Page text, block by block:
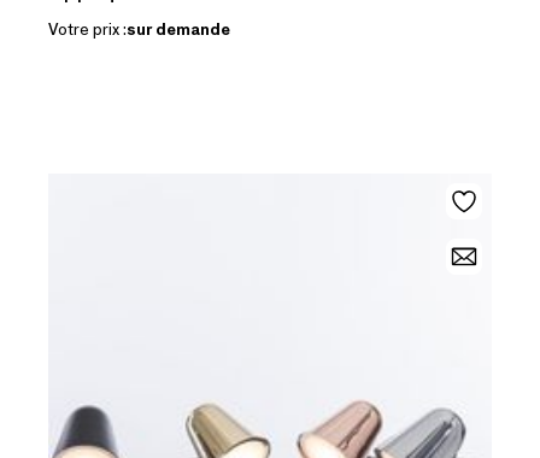
Votre prix :sur demande